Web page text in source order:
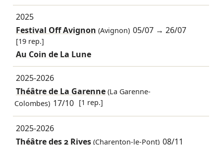
2025
Festival Off Avignon (Avignon) 05/07 →26/07
[19 rep.]
Au Coin de La Lune
2025-2026
Théâtre de La Garenne(La Garenne-
Colombes) 17/10 [1 rep.]
2025-2026
Théâtre des 2 Rives(Charenton-le-Pont) 08/11